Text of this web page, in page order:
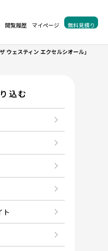
閲覧履歴 マイページ 無料見積り
ウェスティン エクセルシオール」
込む
ト